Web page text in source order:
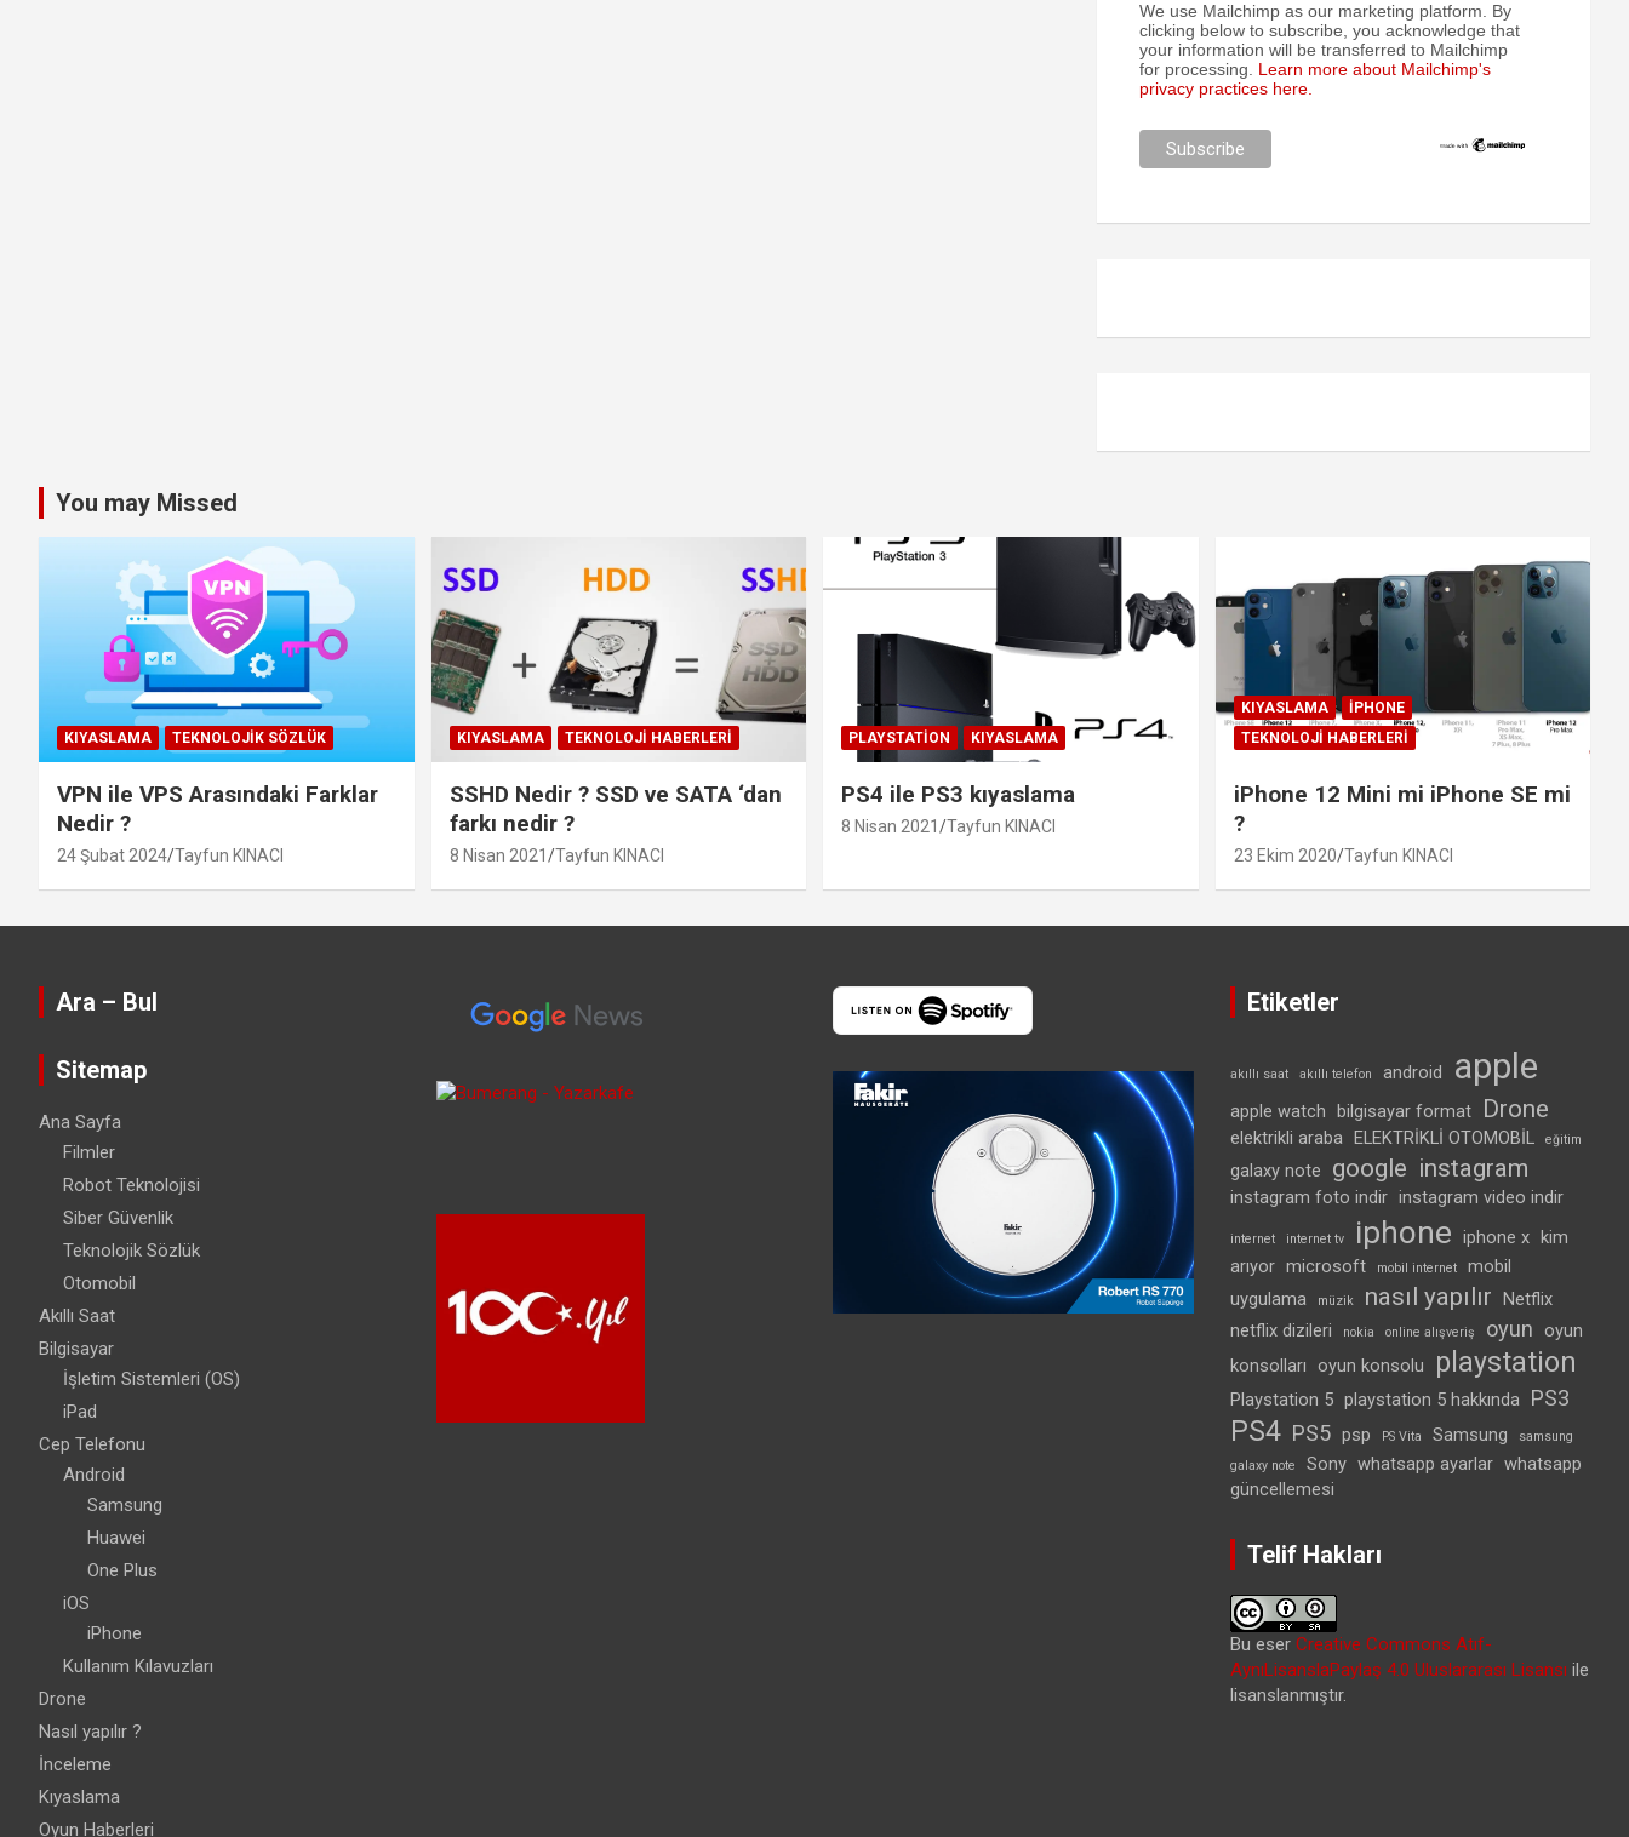
We use Mailchimp as our marketing platform. By
clicking below to subscribe, you acknowledge that
your information will be transferred to Mailchimp
for processing. Learn more about Mailchimp's
privacy practices here.
You may Missed
KIYASLAMA TEKNOLOJIK SÖZLÜK
VPN ile VPS Arasındaki Farklar
Nedir ?
24 Şubat 2024 Tayfun KINACI
KIYASLAMA TEKNOLOJI HABERLERI
SSHD Nedir ? SSD ve SATA ‘dan
farkı nedir ?
8 Nisan 2021 Tayfun KINACI
PLAYSTATION KIYASLAMA
PS4 ile PS3 kıyaslama
8 Nisan 2021 Tayfun KINACI
KIYASLAMA
IPHONE
TEKNOLOJI HABERLERI
iPhone 12 Mini mi iPhone SE mi
?
23 Ekim 2020 Tayfun KINACI
Ara – Bul
Sitemap
Ana Sayfa
Filmler
Robot Teknolojisi
Siber Güvenlik
Teknolojik Sözlük
Otomobil
Akıllı Saat
Bilgisayar
İşletim Sistemleri (OS)
iPad
Cep Telefonu
Android
Samsung
Huawei
One Plus
iOS
iPhone
Kullanım Kılavuzları
Drone
Nasıl yapılır ?
İnceleme
Kıyaslama
Oyun Haberleri
Etiketler
akıllı saat akıllı telefon android apple
apple watch bilgisayar format Drone
elektrikli araba ELEKTRİKLİ OTOMOBİL eğitim
galaxy note google instagram
instagram foto indir instagram video indir
internet internet tv iphone iphone x kim
arıyor microsoft mobil internet
mobil
uygulama
müzik nasıl yapılır Netflix
netflix dizileri
nokia online alışveriş oyun
oyun
konsolları
oyun konsolu playstation
Playstation 5 playstation 5 hakkında PS3
PS4 PS5 psp PS Vita Samsung
samsung
galaxy note
Sony whatsapp ayarlar whatsapp
güncellemesi
Telif Hakları
Bu eser Creative Commons Atıf-
AynıLisanslaPaylaş 4.0 Uluslararası Lisansı ile
lisanslanmıştır.